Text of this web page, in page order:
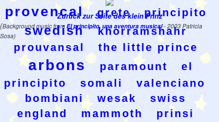
provencal
grete principito
swedish
khorramshahr
prouvansal
the little prince
arbons paramount
el
principito
somali
valenciano
bombiani
wesak
swiss
england
mammoth prinsi
Zurück zur Seite des klein Prinz
(Background music fromEl principito, una aventura musical- 2003 Patricia
Sosa)